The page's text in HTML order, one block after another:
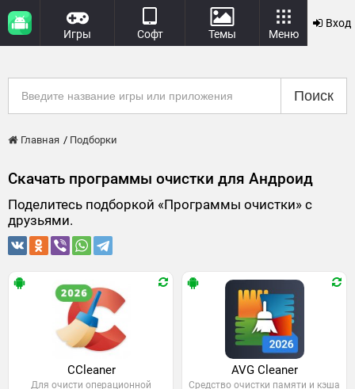
Игры Софт Темы Меню
Вход
Поиск
Главная Подборки
Скачать программы очистки для Андроид
Поделитесь подборкой «Программы очистки» с
друзьями.
CCleaner
Для очисти операционной
AVG Cleaner
Средство очистки памяти и кэша